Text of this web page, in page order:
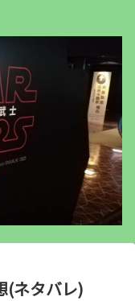
(ネタバレ)